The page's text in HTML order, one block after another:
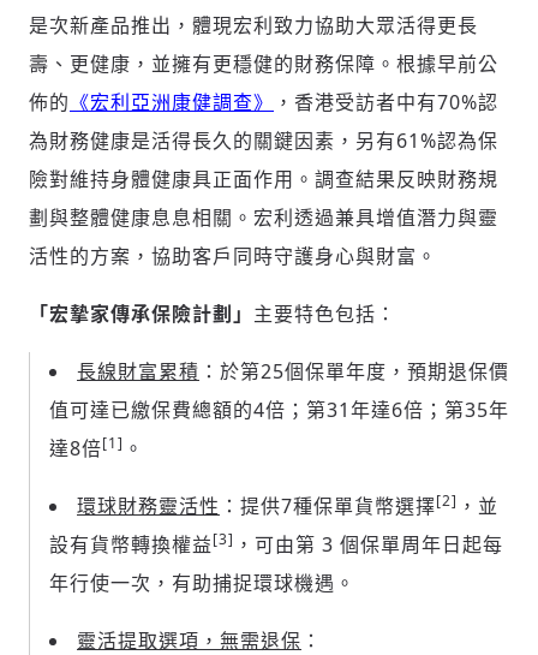
是次新產品推出，體現宏利致力協助大眾活得更長
壽、更健康，並擁有更穩健的財務保障。根據早前公
佈的 《宏利亞洲康健調查》
，香港受訪者中有70%認
為財務健康是活得長久的關鍵因素，另有61%認為保
險對維持身體健康具正面作用。調查結果反映財務規
劃與整體健康息息相關。宏利透過兼具增值潛力與靈
活性的方案，協助客戶同時守護身心與財富。
「宏摯家傳承保險計劃」 主要特色包括：
長線財富累積 ：於第25個保單年度，預期退保價
值可達已繳保費總額的4倍；第31年達6倍；第35年
達8倍[1] 。
環球財務靈活性 ：提供7種保單貨幣選擇[2] ，並
設有貨幣轉換權益[3] ，可由第 3 個保單周年日起每
年行使一次，有助捕捉環球機遇。
靈活提取選項，無需退保 ：